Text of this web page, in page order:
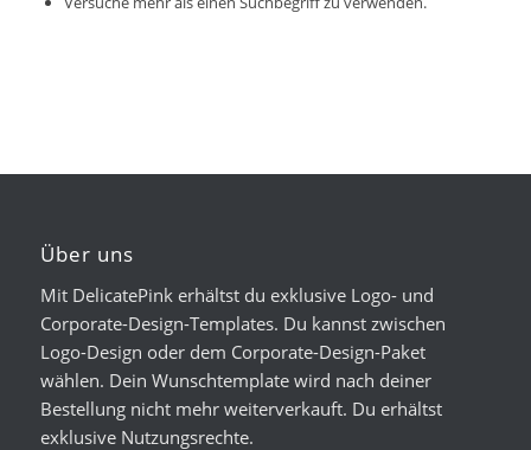
Über uns
Mit DelicatePink erhältst du exklusive Logo- und
Corporate-Design-Templates. Du kannst zwischen
Logo-Design oder dem Corporate-Design-Paket
wählen. Dein Wunschtemplate wird nach deiner
Bestellung nicht mehr weiterverkauft. Du erhältst
exklusive Nutzungsrechte.